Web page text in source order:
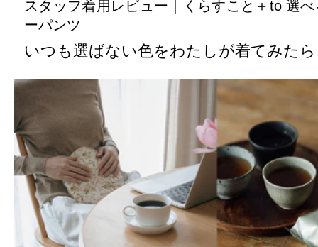
スタッフ着用レビュー｜くらすこと＋to 選
ーパンツ
いつも選ばない色をわたしが着てみた